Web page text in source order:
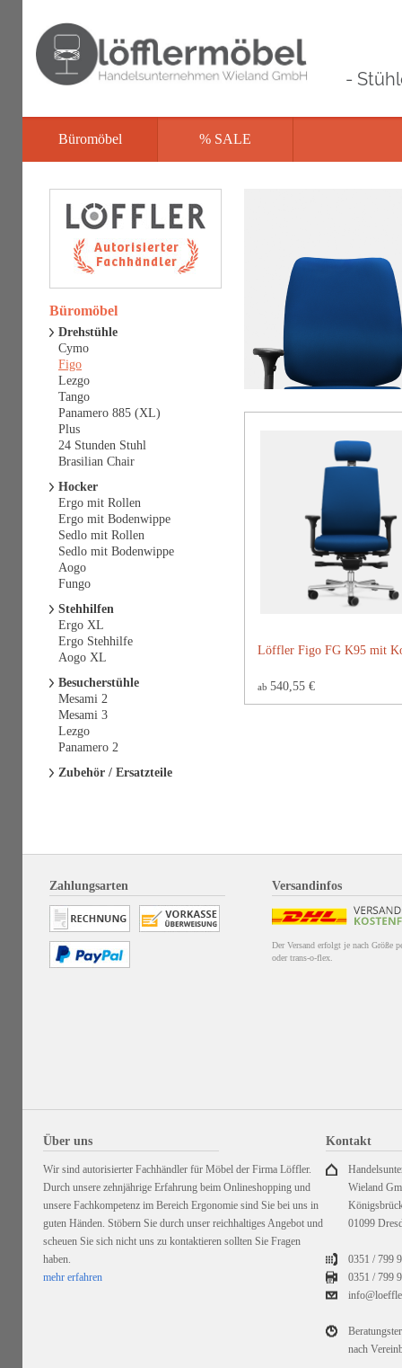
-
Büromöbel % SALE
Löffler Figo FG K95 mit
ab 540,55 €
Büromöbel
Drehstühle
Cymo
Figo
Lezgo
Tango
Panamero 885 (XL)
Plus
24 Stunden Stuhl
Brasilian Chair
Hocker
Ergo mit Rollen
Ergo mit Bodenwippe
Sedlo mit Rollen
Sedlo mit Bodenwippe
Aogo
Fungo
Stehhilfen
Ergo XL
Ergo Stehhilfe
Aogo XL
Besucherstühle
Mesami 2
Mesami 3
Lezgo
Panamero 2
Zubehör / Ersatzteile
Zahlungsarten Versandinfos
Der Versand erfolgt je nach Größe
oder trans-o-flex.
Über uns
Wir sind autorisierter Fachhändler für Möbel der Firma Löffler.
Durch unsere zehnjährige Erfahrung beim Onlineshopping und
unsere Fachkompetenz im Bereich Ergonomie sind Sie bei uns in
guten Händen. Stöbern Sie durch unser reichhaltiges Angebot und
scheuen Sie sich nicht uns zu kontaktieren sollten Sie Fragen
haben.
mehr erfahren
Kontakt
Wieland
01099
0351 / 799
0351 /799
nach